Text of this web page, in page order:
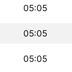
05:05
05:05
05:05